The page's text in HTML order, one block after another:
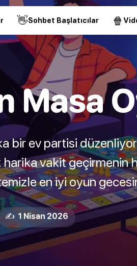
👋Sohbet Başlatıcılar 🍿
Masa
bir ev partisi
vakit geçirmenin
en iyi oyun
✍️ 1 Nīsan 2026